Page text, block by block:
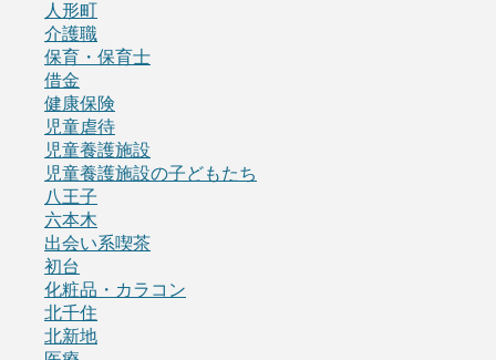
人形町
介護職
保育・保育士
借金
健康保険
児童虐待
児童養護施設
児童養護施設の子どもたち
八王子
六本木
出会い系喫茶
初台
化粧品・カラコン
北千住
北新地